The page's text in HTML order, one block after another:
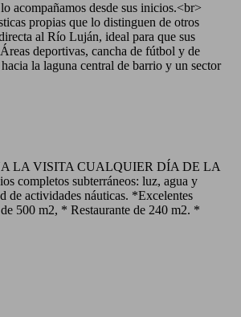
acompañamos desde sus inicios.<br>
propias que lo distinguen de otros
al Río Luján, ideal para que sus
deportivas, cancha de fútbol y de
la laguna central de barrio y un sector
LA VISITA CUALQUIER DÍA DE LA
completos subterráneos: luz, agua y
de actividades náuticas. *Excelentes
500 m2, * Restaurante de 240 m2. *